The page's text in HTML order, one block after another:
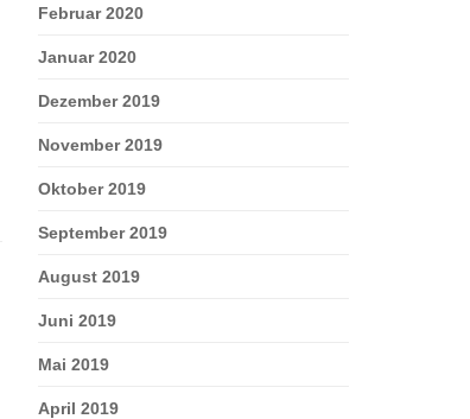
Februar 2020
Januar 2020
Dezember 2019
November 2019
Oktober 2019
September 2019
August 2019
Juni 2019
Mai 2019
April 2019